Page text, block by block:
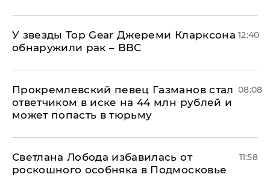
У звезды Top Gear Джереми Кларксона
обнаружили рак – BBC
12:40
Прокремлевский певец Газманов стал
ответчиком в иске на 44 млн рублей и
может попасть в тюрьму
08:08
Светлана Лобода избавилась от
роскошного особняка в Подмосковье
11:58